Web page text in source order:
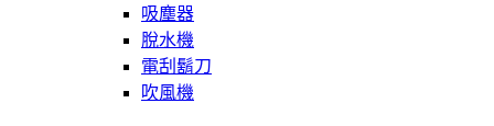
吸塵器
脫水機
電刮鬍刀
吹風機